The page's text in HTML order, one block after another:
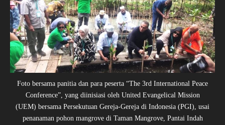
Foto bersama panitia dan para peserta “The 3rd International Peace
Conference”, yang diinisiasi oleh United Evangelical Mission
(UEM) bersama Persekutuan Gereja-Gereja di Indonesia (PGI), usai
penanaman pohon mangrove di Taman Mangrove, Pantai Indah